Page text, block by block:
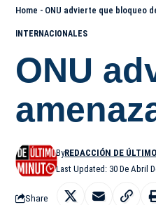
Home - ONU advierte que bloqueo
INTERNACIONALES
ONU
Last Updated: 30 De Abril
ByREDACCIÓN DE
Share